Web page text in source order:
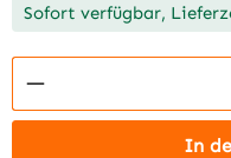
Sofort verfügbar,
Produkt Anzahl:
In